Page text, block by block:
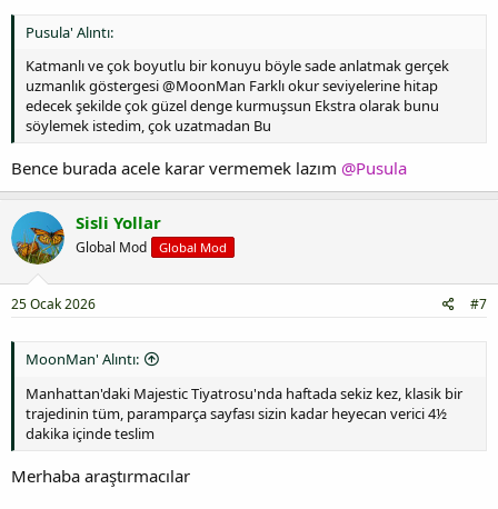
Pusula' Alıntı:
Katmanlı ve çok boyutlu bir konuyu böyle sade anlatmak gerçek
uzmanlık göstergesi @MoonMan Farklı okur seviyelerine hitap
edecek şekilde çok güzel denge kurmuşsun Ekstra olarak bunu
söylemek istedim, çok uzatmadan Bu
Bence burada acele karar vermemek lazım @Pusula
Sisli Yollar
Global Mod Global Mod
25 Ocak 2026 #7
MoonMan' Alıntı:
Manhattan'daki Majestic Tiyatrosu'nda haftada sekiz kez, klasik bir
trajedinin tüm, paramparça sayfası sizin kadar heyecan verici 4½
dakika içinde teslim
Merhaba araştırmacılar